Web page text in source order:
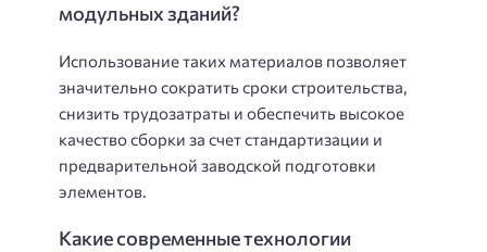
модульных зданий?
Использование таких материалов позволяет
значительно сократить сроки строительства,
снизить трудозатраты и обеспечить высокое
качество сборки за счет стандартизации и
предварительной заводской подготовки
элементов.
Какие современные технологии